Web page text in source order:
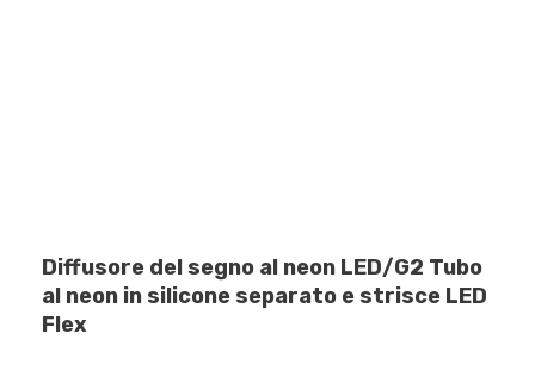
Diffusore del segno al neon LED/G2 Tubo
al neon in silicone separato e strisce LED
Flex